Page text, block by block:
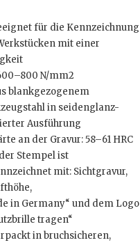
für die Kennzeichnung
mit einer
N/mm2
blankgezogenem
in seidenglanz-
Ausführung
an der Gravur: 58–61 HRC
Stempel ist
mit: Sichtgravur,
in Germany“ und dem Logo
tragen“
in bruchsicheren,